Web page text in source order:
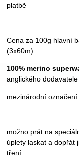
platbě
Cena za 100g hlavní
(3x60m)
100% merino
anglického dodavatele
mezinárodní
možno prát na
úplety laskat a dopřát
tření